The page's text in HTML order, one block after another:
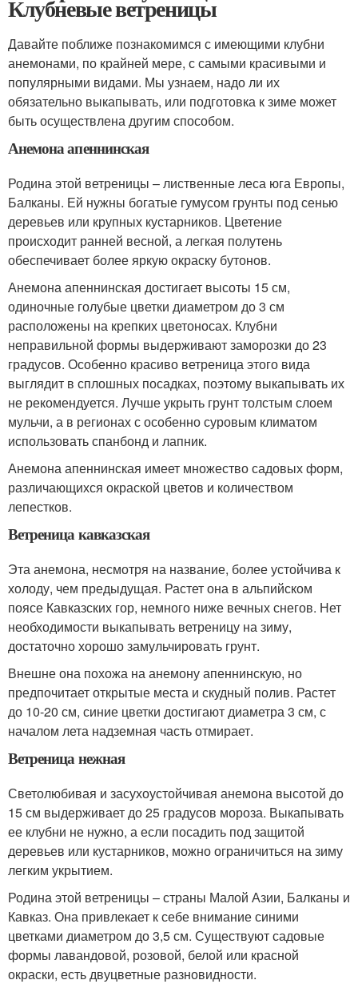
Клубневые ветреницы
Давайте поближе познакомимся с имеющими клубни
анемонами, по крайней мере, с самыми красивыми и
популярными видами. Мы узнаем, надо ли их
обязательно выкапывать, или подготовка к зиме может
быть осуществлена другим способом.
Анемона апеннинская
Родина этой ветреницы – лиственные леса юга Европы,
Балканы. Ей нужны богатые гумусом грунты под сенью
деревьев или крупных кустарников. Цветение
происходит ранней весной, а легкая полутень
обеспечивает более яркую окраску бутонов.
Анемона апеннинская достигает высоты 15 см,
одиночные голубые цветки диаметром до 3 см
расположены на крепких цветоносах. Клубни
неправильной формы выдерживают заморозки до 23
градусов. Особенно красиво ветреница этого вида
выглядит в сплошных посадках, поэтому выкапывать их
не рекомендуется. Лучше укрыть грунт толстым слоем
мульчи, а в регионах с особенно суровым климатом
использовать спанбонд и лапник.
Анемона апеннинская имеет множество садовых форм,
различающихся окраской цветов и количеством
лепестков.
Ветреница кавказская
Эта анемона, несмотря на название, более устойчива к
холоду, чем предыдущая. Растет она в альпийском
поясе Кавказских гор, немного ниже вечных снегов. Нет
необходимости выкапывать ветреницу на зиму,
достаточно хорошо замульчировать грунт.
Внешне она похожа на анемону апеннинскую, но
предпочитает открытые места и скудный полив. Растет
до 10-20 см, синие цветки достигают диаметра 3 см, с
началом лета надземная часть отмирает.
Ветреница нежная
Светолюбивая и засухоустойчивая анемона высотой до
15 см выдерживает до 25 градусов мороза. Выкапывать
ее клубни не нужно, а если посадить под защитой
деревьев или кустарников, можно ограничиться на зиму
легким укрытием.
Родина этой ветреницы – страны Малой Азии, Балканы и
Кавказ. Она привлекает к себе внимание синими
цветками диаметром до 3,5 см. Существуют садовые
формы лавандовой, розовой, белой или красной
окраски, есть двуцветные разновидности.